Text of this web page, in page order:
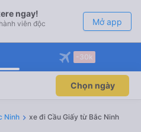
ngay!
viên độc
Mở app
vé máy bay qua
Mở app
-30k
Chọn ngày
Ninh xe đi Cầu Giấy từ Bắc Ninh